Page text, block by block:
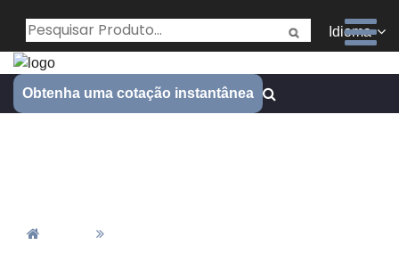
Idioma
Obtenha uma cotação instantânea